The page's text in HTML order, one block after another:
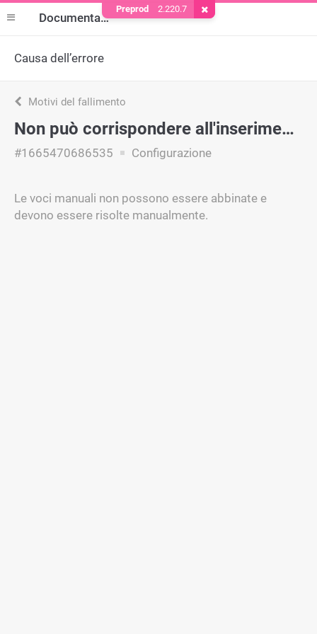
Documentazione
Causa dell’errore
Motivi del fallimento
Non può corrispondere all'inserimento manuale
#1665470686535 Configurazione
Le voci manuali non possono essere abbinate e
devono essere risolte manualmente.
Preprod 2.220.7 Rimuovere il cookie